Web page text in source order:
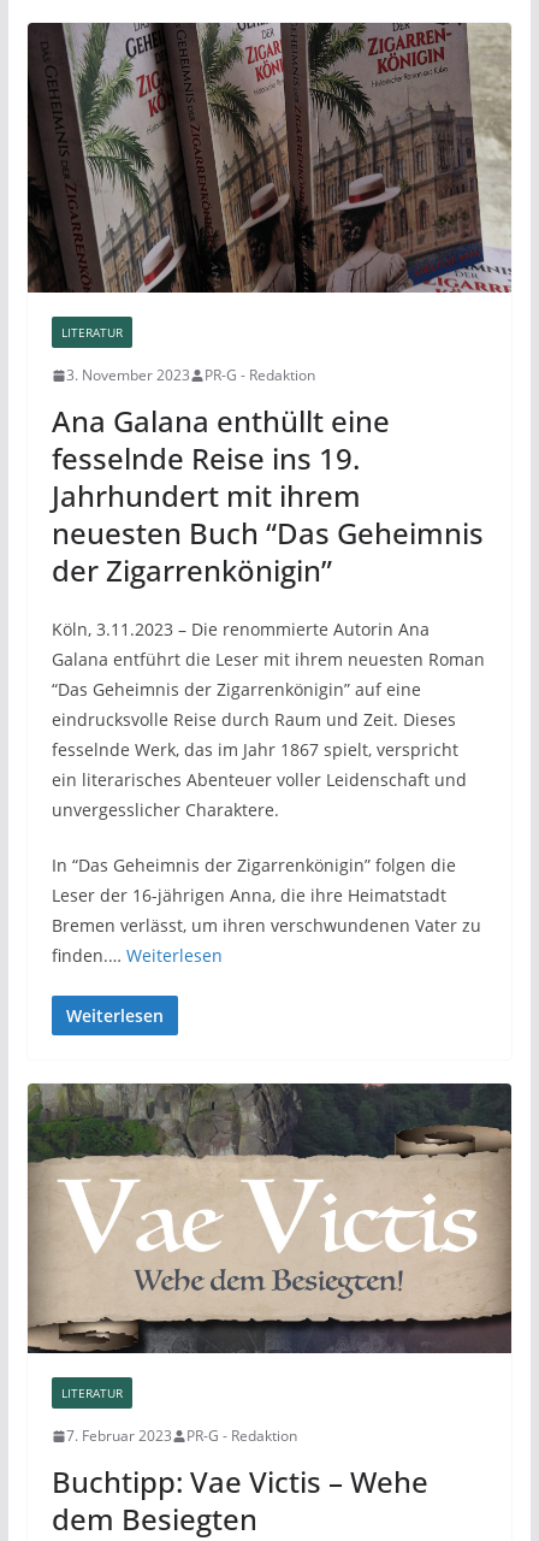
LITERATUR
3. November 2023 PR-G - Redaktion
Ana Galana enthüllt eine
fesselnde Reise ins 19.
Jahrhundert mit ihrem
neuesten Buch “Das Geheimnis
der Zigarrenkönigin”
Köln, 3.11.2023 – Die renommierte Autorin Ana
Galana entführt die Leser mit ihrem neuesten Roman
“Das Geheimnis der Zigarrenkönigin” auf eine
eindrucksvolle Reise durch Raum und Zeit. Dieses
fesselnde Werk, das im Jahr 1867 spielt, verspricht
ein literarisches Abenteuer voller Leidenschaft und
unvergesslicher Charaktere.
In “Das Geheimnis der Zigarrenkönigin” folgen die
Leser der 16-jährigen Anna, die ihre Heimatstadt
Bremen verlässt, um ihren verschwundenen Vater zu
finden.… Weiterlesen
Weiterlesen
LITERATUR
7. Februar 2023 PR-G - Redaktion
Buchtipp: Vae Victis – Wehe
dem Besiegten